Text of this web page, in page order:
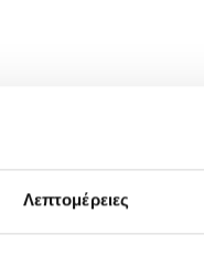
Λεπτομέρειες